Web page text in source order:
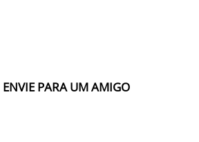
ENVIE PARA UM AMIGO